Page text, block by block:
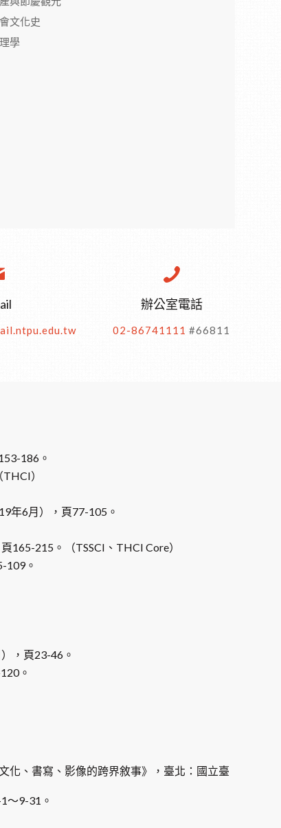
文化史
學
辦公室電話
02-86741111 #66811
186。
）
年6月），頁77-105。
165-215。（TSSCI、THCI Core）
109。
，頁23-46。
。
化、書寫、影像的跨界敘事》，臺北：國立臺
～9-31。